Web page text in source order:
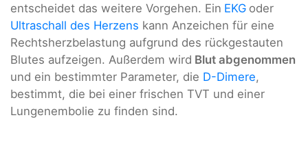
entscheidet das weitere Vorgehen. Ein EKG oder
Ultraschall des Herzens kann Anzeichen für eine
Rechtsherzbelastung aufgrund des rückgestauten
Blutes aufzeigen. Außerdem wird Blut abgenommen
und ein bestimmter Parameter, die D-Dimere,
bestimmt, die bei einer frischen TVT und einer
Lungenembolie zu finden sind.